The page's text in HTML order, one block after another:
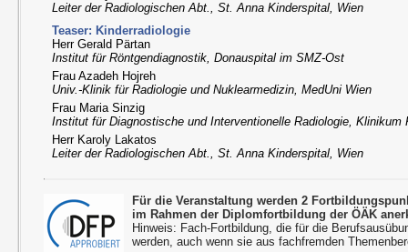
Leiter der Radiologischen Abt., St. Anna Kinderspital, Wien
Teaser: Kinderradiologie
Herr Gerald Pärtan
Institut für Röntgendiagnostik, Donauspital im SMZ-Ost
Frau Azadeh Hojreh
Univ.-Klinik für Radiologie und Nuklearmedizin, MedUni Wien
Frau Maria Sinzig
Institut für Diagnostische und Interventionelle Radiologie, Klinikum
Herr Karoly Lakatos
Leiter der Radiologischen Abt., St. Anna Kinderspital, Wien
Für die Veranstaltung werden 2
im Rahmen der Diplomfortbildung der ÖÄK
Hinweis: Fach-Fortbildung, die für die
werden, auch wenn sie aus fachfremden